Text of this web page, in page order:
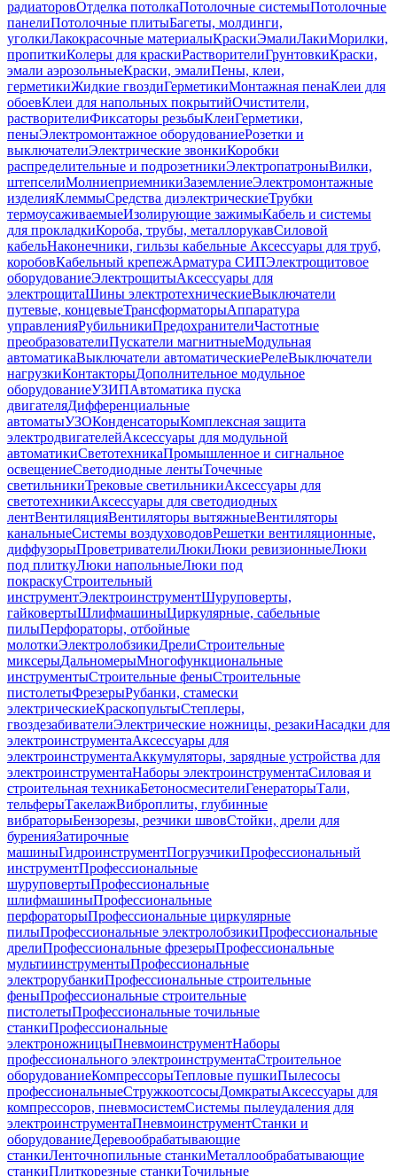
радиаторовОтделка потолкаПотолочные системыПотолочные
панелиПотолочные плитыБагеты, молдинги,
уголкиЛакокрасочные материалыКраскиЭмалиЛакиМорилки,
пропиткиКолеры для краскиРастворителиГрунтовкиКраски,
эмали аэрозольныеКраски, эмалиПены, клеи,
герметикиЖидкие гвоздиГерметикиМонтажная пенаКлеи для
обоевКлеи для напольных покрытийОчистители,
растворителиФиксаторы резьбыКлеиГерметики,
пеныЭлектромонтажное оборудованиеРозетки и
выключателиЭлектрические звонкиКоробки
распределительные и подрозетникиЭлектропатроныВилки,
штепселиМолниеприемникиЗаземлениеЭлектромонтажные
изделияКлеммыСредства диэлектрическиеТрубки
термоусаживаемыеИзолирующие зажимыКабель и системы
для прокладкиКороба, трубы, металлорукавСиловой
кабельНаконечники, гильзы кабельные Аксессуары для труб,
коробовКабельный крепежАрматура СИПЭлектрощитовое
оборудованиеЭлектрощитыАксессуары для
электрощитаШины электротехническиеВыключатели
путевые, концевыеТрансформаторыАппаратура
управленияРубильникиПредохранителиЧастотные
преобразователиПускатели магнитныеМодульная
автоматикаВыключатели автоматическиеРелеВыключатели
нагрузкиКонтакторыДополнительное модульное
оборудованиеУЗИПАвтоматика пуска
двигателяДифференциальные
автоматыУЗОКонденсаторыКомплексная защита
электродвигателейАксессуары для модульной
автоматикиСветотехникаПромышленное и сигнальное
освещениеСветодиодные лентыТочечные
светильникиТрековые светильникиАксессуары для
светотехникиАксессуары для светодиодных
лентВентиляцияВентиляторы вытяжныеВентиляторы
канальныеСистемы воздуховодовРешетки вентиляционные,
диффузорыПроветривателиЛюкиЛюки ревизионныеЛюки
под плиткуЛюки напольныеЛюки под
покраскуСтроительный
инструментЭлектроинструментШуруповерты,
гайковертыШлифмашиныЦиркулярные, сабельные
пилыПерфораторы, отбойные
молоткиЭлектролобзикиДрелиСтроительные
миксерыДальномерыМногофункциональные
инструментыСтроительные феныСтроительные
пистолетыФрезерыРубанки, стамески
электрическиеКраскопультыСтеплеры,
гвоздезабивателиЭлектрические ножницы, резакиНасадки для
электроинструментаАксессуары для
электроинструментаАккумуляторы, зарядные устройства для
электроинструментаНаборы электроинструментаСиловая и
строительная техникаБетоносмесителиГенераторыТали,
тельферыТакелажВиброплиты, глубинные
вибраторыБензорезы, резчики швовСтойки, дрели для
буренияЗатирочные
машиныГидроинструментПогрузчикиПрофессиональный
инструментПрофессиональные
шуруповертыПрофессиональные
шлифмашиныПрофессиональные
перфораторыПрофессиональные циркулярные
пилыПрофессиональные электролобзикиПрофессиональные
дрелиПрофессиональные фрезерыПрофессиональные
мультиинструментыПрофессиональные
электрорубанкиПрофессиональные строительные
феныПрофессиональные строительные
пистолетыПрофессиональные точильные
станкиПрофессиональные
электроножницыПневмоинструментНаборы
профессионального электроинструментаСтроительное
оборудованиеКомпрессорыТепловые пушкиПылесосы
профессиональныеСтружкоотсосыДомкратыАксессуары для
компрессоров, пневмосистемСистемы пылеудаления для
электроинструментаПневмоинструментСтанки и
оборудованиеДеревообрабатывающие
станкиЛенточнопильные станкиМеталлообрабатывающие
станкиПлиткорезные станкиТочильные